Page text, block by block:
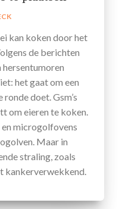
kan koken door het
de berichten
hersentumoren
het gaat om een
doet. Gsm’s
om eieren te koken.
en microgolfovens
Maar in
straling, zoals
kankerverwekkend.